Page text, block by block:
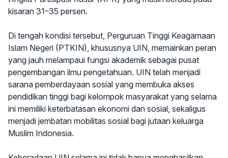
kisaran 31–35 persen.
Di tengah kondisi tersebut, Perguruan Tinggi Keagamaan
Islam Negeri (PTKIN), khususnya UIN, memainkan peran
yang jauh melampaui fungsi akademik sebagai pusat
pengembangan ilmu pengetahuan. UIN telah menjadi
sarana pemberdayaan sosial yang membuka akses
pendidikan tinggi bagi kelompok masyarakat yang selama
ini memiliki keterbatasan ekonomi dan sosial, sekaligus
menjadi jembatan mobilitas sosial bagi jutaan keluarga
Muslim Indonesia.